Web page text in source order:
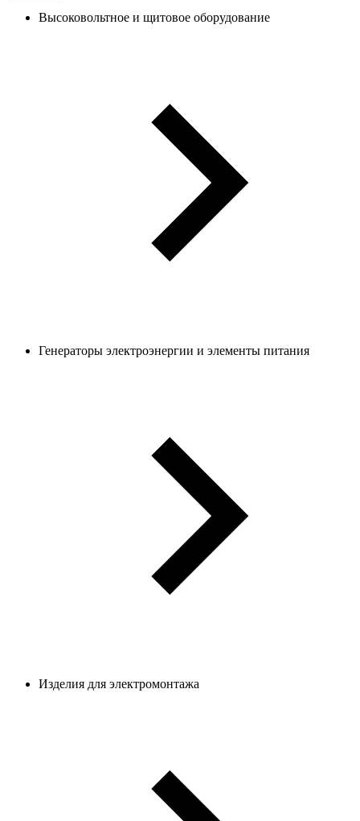
Высоковольтное и щитовое оборудование
Генераторы электроэнергии и элементы питания
Изделия для электромонтажа